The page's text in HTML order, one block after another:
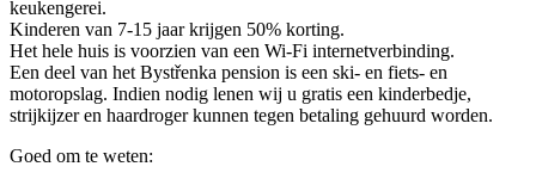
keukengerei.
Kinderen van 7-15 jaar krijgen 50% korting.
Het hele huis is voorzien van een Wi-Fi internetverbinding.
Een deel van het Bystřenka pension is een ski- en fiets- en
motoropslag. Indien nodig lenen wij u gratis een kinderbedje,
strijkijzer en haardroger kunnen tegen betaling gehuurd worden.
Goed om te weten: